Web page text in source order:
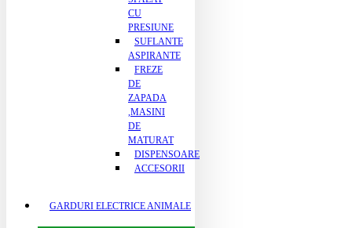
CU
PRESIUNE
SUFLANTE
ASPIRANTE
FREZE
DE
ZAPADA
,MASINI
DE
MATURAT
DISPENSOARE
ACCESORII
GARDURI ELECTRICE ANIMALE